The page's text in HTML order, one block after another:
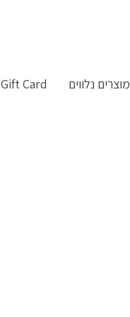
מוצרים נלווים Gift Card